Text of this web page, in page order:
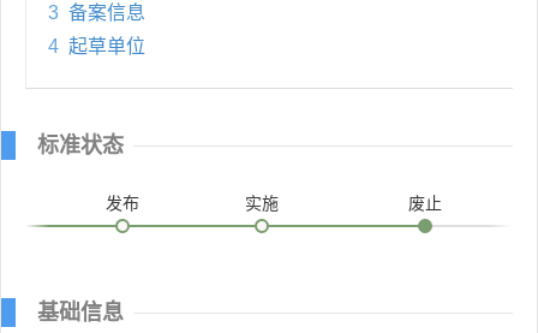
3 备案信息
4 起草单位
标准状态
发布 实施 废止
基础信息